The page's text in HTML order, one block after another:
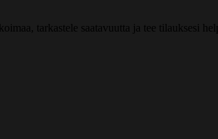
tarkastele saatavuutta ja tee tilauksesi